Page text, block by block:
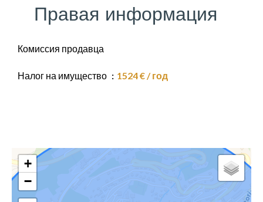
Правая информация
Комиссия продавца
Налог на имущество 1524 € / год
+
−